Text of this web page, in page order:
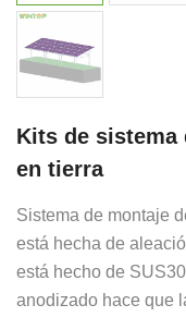
Kits de sistema
en tierra
Sistema de montaje
está hecha de
está hecho de
anodizado hace que